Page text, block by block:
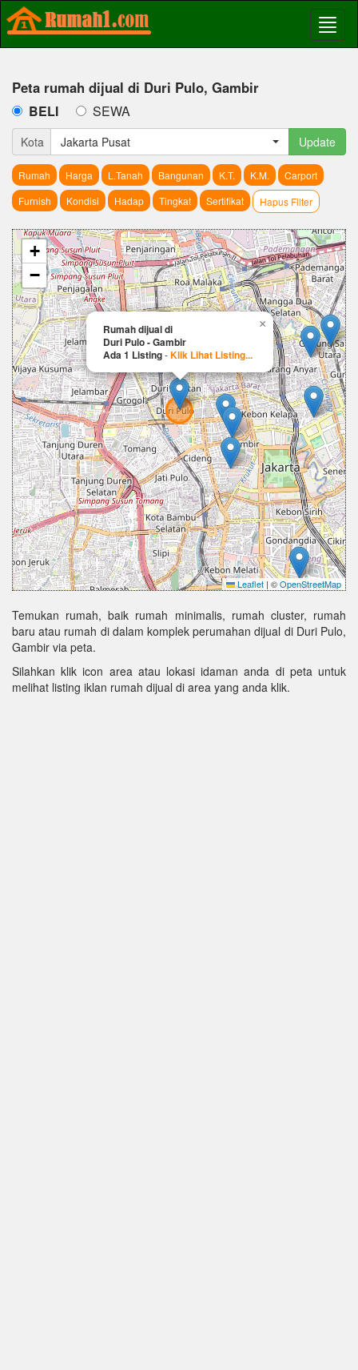
Peta rumah dijual di Duri Pulo, Gambir
BELI SEWA
Kota Jakarta Pusat Update
Rumah Harga L.Tanah Bangunan K.T. K.M.
Carport
Furnish
Kondisi Hadap Tingkat Sertifikat Hapus Filter
Rumah dijual di
Duri Pulo - Gambir
Ada 1 Listing-Klik Lihat Listing...
×
+
−
Leaflet | ©OpenStreetMap
Temukan rumah, baik rumah minimalis, rumah cluster, rumah
baru atau rumah di dalam komplek perumahan dijual di Duri Pulo,
Gambir via peta.
Silahkan klik icon area atau lokasi idaman anda di peta untuk
melihat listing iklan rumah dijual di area yang anda klik.